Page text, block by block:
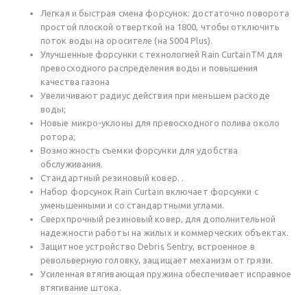
Легкая и быстрая смена форсунок: достаточно поворота
простой плоской отверткой на 1800, чтобы отключить
поток воды на оросителе (на 5004 Plus).
Улучшенные форсунки с технологией Rain CurtainTM для
превосходного распределения воды и повышения
качества газона
Увеличивают радиус действия при меньшем расходе
воды;
Новые микро-уклоны для превосходного полива около
ротора;
Возможность съемки форсунки для удобства
обслуживания.
Стандартный резиновый ковер. .
Набор форсунок Rain Curtain включает форсунки с
уменьшенными и со стандартными углами.
Сверхпрочный резиновый ковер, для дополнительной
надежности работы на жилых и коммерческих объектах.
Защитное устройство Debris Sentry, встроенное в
револьверную головку, защищает механизм от грязи.
Усиленная втягивающая пружина обеспечивает исправное
втягивание штока.